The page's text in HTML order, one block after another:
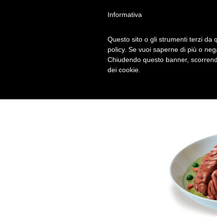
CERVELLO-
Informativa
Questo sito o gli strumenti terzi da
policy. Se vuoi saperne di più o
Chiudendo questo banner,
dei cookie.